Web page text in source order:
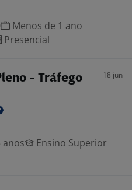
Menos de 1 ano
Presencial
- Tráfego
18 jun
anos
Ensino Superior